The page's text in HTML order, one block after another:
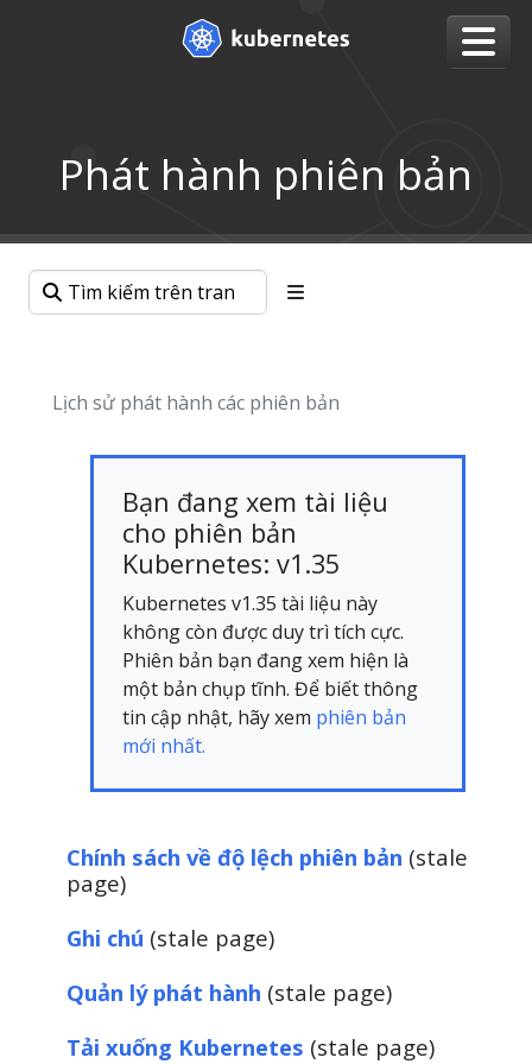
Phát hành phiên bản
Lịch sử phát hành các phiên bản
Bạn đang xem tài liệu
cho phiên bản
Kubernetes: v1.35
Kubernetes v1.35 tài liệu này
không còn được duy trì tích cực.
Phiên bản bạn đang xem hiện là
một bản chụp tĩnh. Để biết thông
tin cập nhật, hãy xem phiên bản
mới nhất.
Chính sách về độ lệch phiên bản (stale
page)
Ghi chú (stale page)
Quản lý phát hành (stale page)
Tải xuống Kubernetes (stale page)